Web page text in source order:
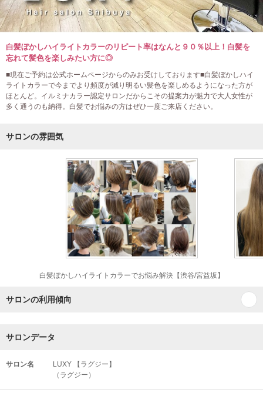
白髪ぼかしハイライトカラーのリピート率はなんと９０％以上！白髪を
忘れて髪色を楽しみたい方に◎
■現在ご予約は公式ホームページからのみお受けしております■白髪ぼかしハイ
ライトカラーで今までより頻度が減り明るい髪色を楽しめるようになった方が
ほとんど。イルミナカラー認定サロンだからこその提案力が魅力で大人女性が
多く通うのも納得。白髪でお悩みの方はぜひ一度ご来店ください。
サロンの雰囲気
白髪ぼかしハイライトカラーでお悩み解決【渋谷/宮益坂】
サロンの利用傾向
サロンデータ
サロン名
LUXY 【ラグジー】
（ラグジー）